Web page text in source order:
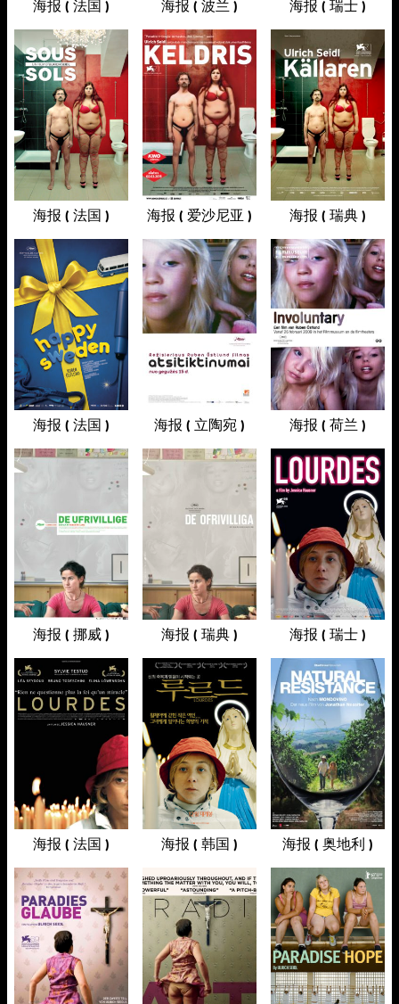
海报 ( 法国 ) 海报 ( 波兰 ) 海报 ( 瑞士 )
海报 ( 法国 ) 海报 ( 爱沙尼亚 ) 海报 ( 瑞典 )
海报 ( 法国 ) 海报 ( 立陶宛 ) 海报 ( 荷兰 )
海报 ( 挪威 ) 海报 ( 瑞典 ) 海报 ( 瑞士 )
海报 ( 法国 ) 海报 ( 韩国 ) 海报 ( 奥地利 )